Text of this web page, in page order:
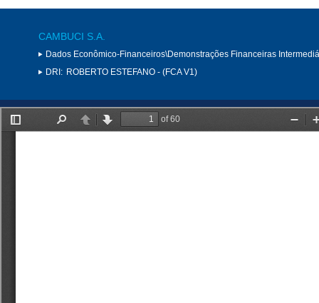
CAMBUCI S.A.
Dados Econômico-Financeiros\Demonstrações Financeiras
DRI: ROBERTO ESTEFANO - (FCA V1)